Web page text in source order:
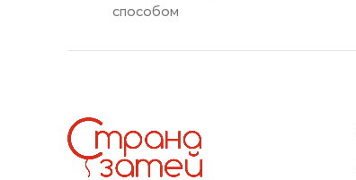
способом